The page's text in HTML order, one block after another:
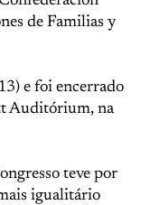
de Familias y
e foi encerrado
Auditórium, na
teve por
igualitário